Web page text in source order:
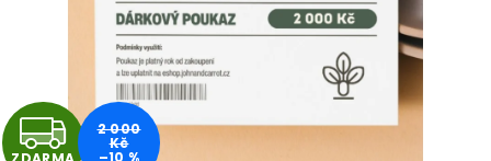
Z 2 000
Kč
–10 %